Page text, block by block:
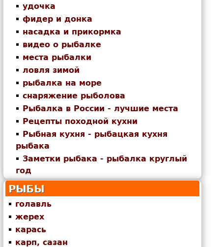
удочка
фидер и донка
насадка и прикормка
видео о рыбалке
места рыбалки
ловля зимой
рыбалка на море
снаряжение рыболова
Рыбалка в России - лучшие места
Рецепты походной кухни
Рыбная кухня - рыбацкая кухня
рыбака
Заметки рыбака - рыбалка круглый
год
РЫБЫ
голавль
жерех
карась
карп, сазан